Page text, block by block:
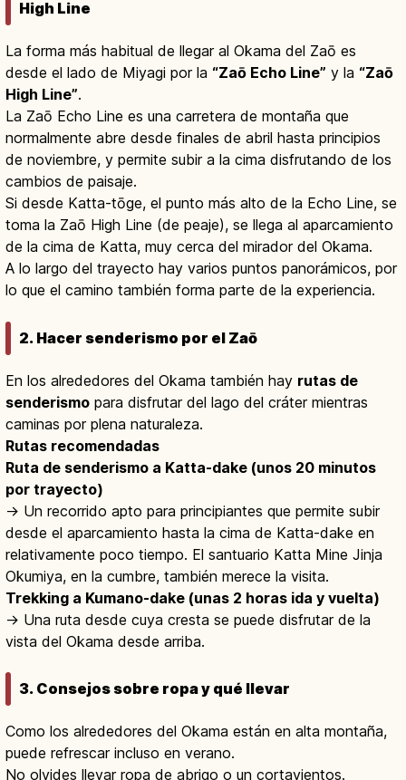
High Line
La forma más habitual de llegar al Okama del Zaō es
desde el lado de Miyagi por la “Zaō Echo Line” y la “Zaō
High Line”.
La Zaō Echo Line es una carretera de montaña que
normalmente abre desde finales de abril hasta principios
de noviembre, y permite subir a la cima disfrutando de los
cambios de paisaje.
Si desde Katta-tōge, el punto más alto de la Echo Line, se
toma la Zaō High Line (de peaje), se llega al aparcamiento
de la cima de Katta, muy cerca del mirador del Okama.
A lo largo del trayecto hay varios puntos panorámicos, por
lo que el camino también forma parte de la experiencia.
2. Hacer senderismo por el Zaō
En los alrededores del Okama también hay rutas de
senderismo para disfrutar del lago del cráter mientras
caminas por plena naturaleza.
Rutas recomendadas
Ruta de senderismo a Katta-dake (unos 20 minutos
por trayecto)
→ Un recorrido apto para principiantes que permite subir
desde el aparcamiento hasta la cima de Katta-dake en
relativamente poco tiempo. El santuario Katta Mine Jinja
Okumiya, en la cumbre, también merece la visita.
Trekking a Kumano-dake (unas 2 horas ida y vuelta)
→ Una ruta desde cuya cresta se puede disfrutar de la
vista del Okama desde arriba.
3. Consejos sobre ropa y qué llevar
Como los alrededores del Okama están en alta montaña,
puede refrescar incluso en verano.
No olvides llevar ropa de abrigo o un cortavientos.